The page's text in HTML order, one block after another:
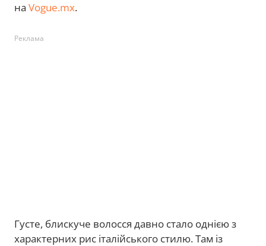
на Vogue.mx.
Реклама
Густе, блискуче волосся давно стало однією з
характерних рис італійського стилю. Там із